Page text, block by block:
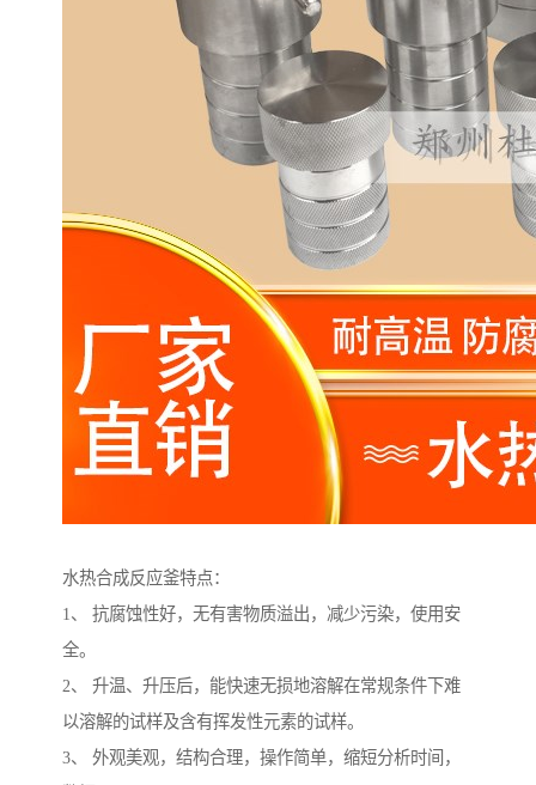
水热合成反应釜特点：
1、 抗腐蚀性好，无有害物质溢出，减少污染，使用安
全。
2、 升温、升压后，能快速无损地溶解在常规条件下难
以溶解的试样及含有挥发性元素的试样。
3、 外观美观，结构合理，操作简单，缩短分析时间，